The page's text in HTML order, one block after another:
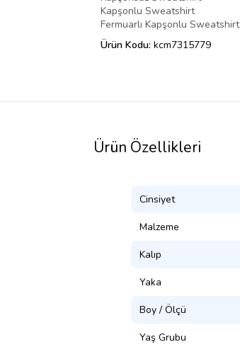
Kapşonlu Sweatshirt
Fermuarlı Kapşonlu Sweatshirt
Ürün Kodu: kcm7315779
Ürün Özellikleri
Cinsiyet
Malzeme
Kalıp
Yaka
Boy / Ölçü
Yaş Grubu